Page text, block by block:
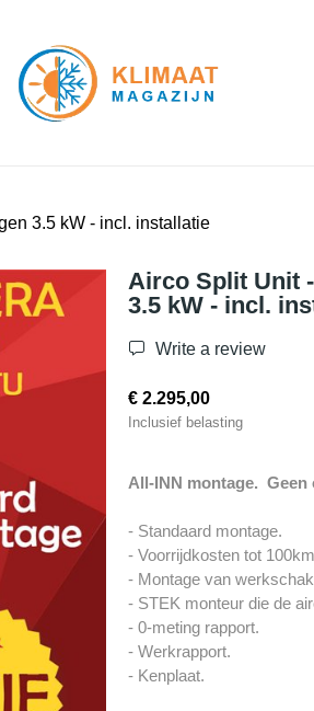
3.5 kW - incl. installatie
Airco Split Unit
3.5 kW - incl.
Write a review
€ 2.295,00
Inclusief belasting
All-INN montage.
- Standaard montage.
- Voorrijdkosten tot
- Montage van
- STEK monteur die de
- 0-meting rapport.
- Werkrapport.
- Kenplaat.